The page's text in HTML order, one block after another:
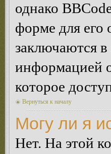
однако
форме для его
заключаются
информацией
которое
Вернуться к началу
Могу ли я
Нет. На этой